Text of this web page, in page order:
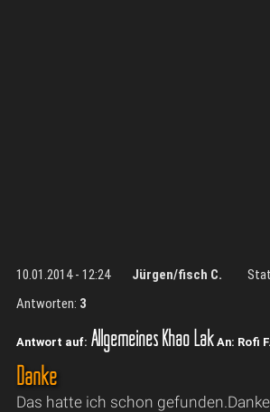
10.01.2014 - 12:24 Jürgen/fisch C.
Antworten: 3
Antwort auf: Allgemeines Khao Lak An: Rofi F.
Danke
Das hatte ich schon